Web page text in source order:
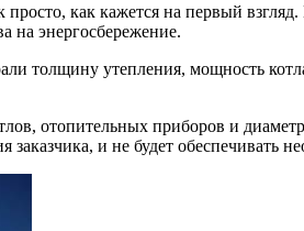
как кажется на первый
на энергосбережение.
толщину утепления, мощность
отопительных приборов и
и не будет обеспечивать